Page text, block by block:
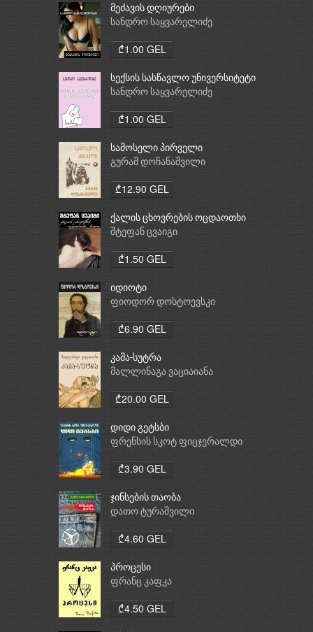
მეძავის დღიურები
სანდრო საყვარელიძე
₾1.00 GEL
სექსის სასწავლო უნივერსიტეტი
სანდრო საყვარელიძე
₾1.00 GEL
სამოსელი პირველი
გურამ დოჩანაშვილი
₾12.90 GEL
ქალის ცხოვრების ოცდაოთხი
საათი
შტეფან ცვაიგი
₾1.50 GEL
იდიოტი
ფიოდორ დოსტოევსკი
₾6.90 GEL
კამა-სუტრა
მალლინაგა ვაციაიანა
₾20.00 GEL
დიდი გეტსბი
ფრენსის სკოტ ფიცჯერალდი
₾3.90 GEL
ჯინსების თაობა
დათო ტურაშვილი
₾4.60 GEL
პროცესი
ფრანც კაფკა
₾4.50 GEL